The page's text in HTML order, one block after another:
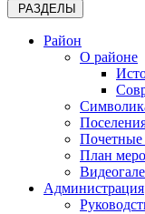
РАЗДЕЛЫ
Район
О районе
Почетные
План
Администрация